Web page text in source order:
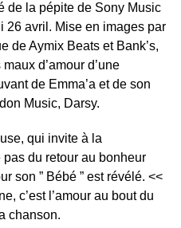
de la pépite de Sony Music
26 avril. Mise en images par
de Aymix Beats et Bank’s,
d’amour d’une
de Emma’a et de son
Music, Darsy.
qui invite à la
du retour au bonheur
son ” Bébé ” est révélé. <<
c’est l’amour au bout du
chanson.